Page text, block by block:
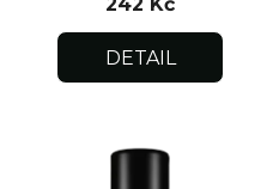
DETAIL